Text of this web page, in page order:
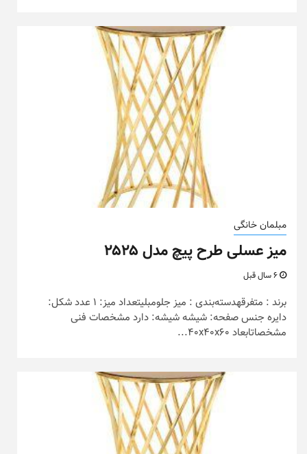
مبلمان خانگی
میز عسلی طرح پیچ مدل ۲۵۲۵
برند : متفرقهدسته‌بندی : میز جلومبلیتعداد میز: 1 عدد شکل:
دایره جنس صفحه: شیشه شیشه: دارد مشخصات فنی
مشخصاتابعاد 40x40x60...